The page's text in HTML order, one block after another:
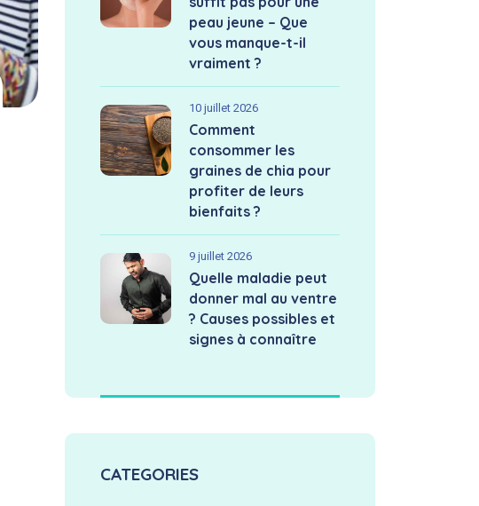
peau jeune – Que
vous manque-t-il
vraiment ?
10 juillet 2026
Comment
consommer les
graines de chia pour
profiter de leurs
bienfaits ?
9 juillet 2026
Quelle maladie peut
donner mal au ventre
? Causes possibles et
signes à connaître
CATEGORIES